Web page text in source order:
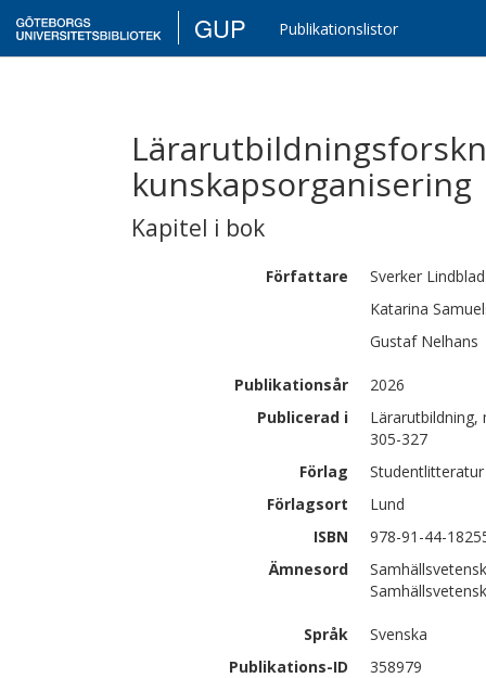
GUP Publikationslistor
kunskapsorganisering
Kapitel i bok
Författare Sverker Lindblad
Katarina
Gustaf Nelhans
Publikationsår
2026
Publicerad i
Lärarutbildning,
305-327
Förlag
Studentlitteratur
Förlagsort
Lund
ISBN
978-91-44-
Ämnesord
Språk
Svenska
Publikations-ID
358979